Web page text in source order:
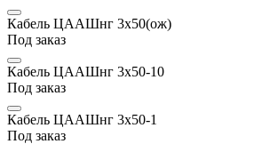
Кабель ЦААШнг 3х50(ож)
Под заказ
Кабель ЦААШнг 3х50-10
Под заказ
Кабель ЦААШнг 3х50-1
Под заказ